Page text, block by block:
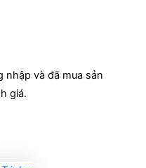
nhập và đã mua sản
giá.